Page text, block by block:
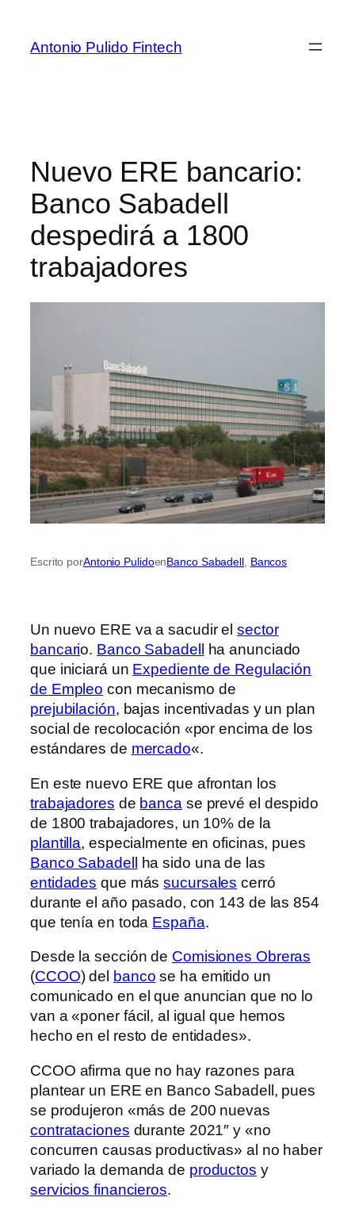
Antonio Pulido Fintech
Nuevo ERE bancario:
Banco Sabadell
despedirá a 1800
trabajadores
Escrito porAntonio PulidoenBanco Sabadell, Bancos
Un nuevo ERE va a sacudir elsector
bancario. Banco Sabadell
ha anunciado
que iniciará un Expediente de Regulación
de Empleo con mecanismo de
prejubilación, bajas incentivadas y un plan
social de recolocación «por encima de los
estándares de mercado«.
En este nuevo ERE que afrontan los
trabajadores de banca se prevé el despido
de 1800 trabajadores, un 10% de la
plantilla, especialmente en oficinas, pues
Banco Sabadell
ha sido una de las
entidades que mássucursales cerró
durante el año pasado, con 143 de las 854
que tenía en toda España.
Desde la sección de Comisiones Obreras
(CCOO) del banco se ha emitido un
comunicado en el que anuncian que no lo
van a «poner fácil, al igual que hemos
hecho en el resto de entidades».
CCOO afirma que no hay razones para
plantear un ERE en Banco Sabadell, pues
se produjeron «más de 200 nuevas
contrataciones durante 2021″ y «no
concurren causas productivas» al no haber
variado la demanda de productos y
servicios financieros.